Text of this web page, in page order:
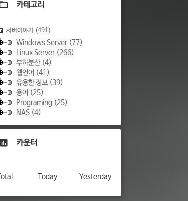
카테고리
서버이야기 (491)
Windows Server(77)
Linux Server(266)
부하분산(4)
웹언어 (41)
유용한 정보(39)
용어 (25)
Programing (25)
NAS (4)
카운터
Total Today Yesterday